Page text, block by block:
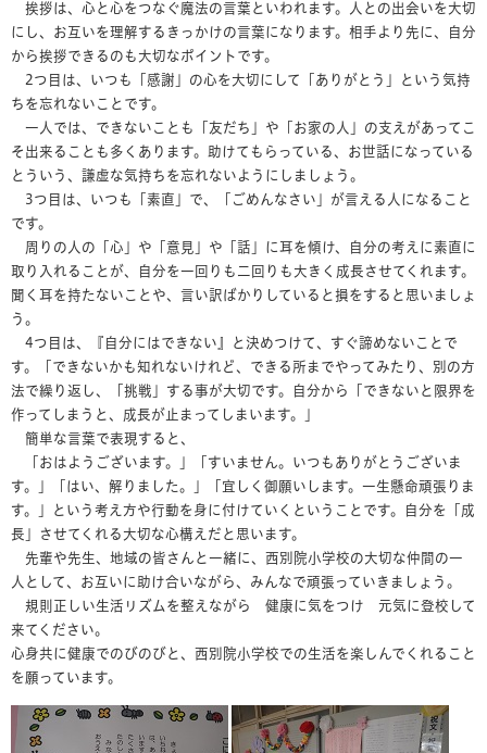
挨拶は、心と心をつなぐ魔法の言葉といわれます。人との出会いを大切
にし、お互いを理解するきっかけの言葉になります。相手より先に、自分
から挨拶できるのも大切なポイントです。
2つ目は、いつも「感謝」の心を大切にして「ありがとう」という気持
ちを忘れないことです。
一人では、できないことも「友だち」や「お家の人」の支えがあってこ
そ出来ることも多くあります。助けてもらっている、お世話になっている
とういう、謙虚な気持ちを忘れないようにしましょう。
3つ目は、いつも「素直」で、「ごめんなさい」が言える人になること
です。
周りの人の「心」や「意見」や「話」に耳を傾け、自分の考えに素直に
取り入れることが、自分を一回りも二回りも大きく成長させてくれます。
聞く耳を持たないことや、言い訳ばかりしていると損をすると思いましょ
う。
4つ目は、『自分にはできない』と決めつけて、すぐ諦めないことで
す。「できないかも知れないけれど、できる所までやってみたり、別の方
法で繰り返し、「挑戦」する事が大切です。自分から「できないと限界を
作ってしまうと、成長が止まってしまいます。」
簡単な言葉で表現すると、
「おはようございます。」「すいません。いつもありがとうございま
す。」「はい、解りました。」「宜しく御願いします。一生懸命頑張りま
す。」という考え方や行動を身に付けていくということです。自分を「成
長」させてくれる大切な心構えだと思います。
先輩や先生、地域の皆さんと一緒に、西別院小学校の大切な仲間の一
人として、お互いに助け合いながら、みんなで頑張っていきましょう。
規則正しい生活リズムを整えながら 健康に気をつけ 元気に登校して
来てください。
心身共に健康でのびのびと、西別院小学校での生活を楽しんでくれること
を願っています。